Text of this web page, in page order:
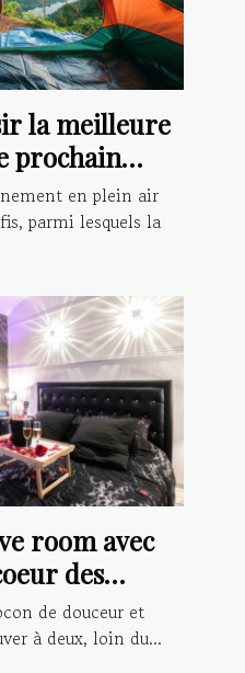
la meilleure
prochain
en plein air
parmi lesquels la
room avec
des
de douceur et
à deux, loin du...